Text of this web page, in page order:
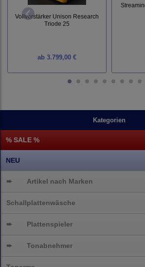
Kategorien
% SALE %
NEU
➨ Artikel nach Marken
Schallplattenwäsche
➨ Plattenspieler
➨ Tonabnehmer
Vollverstärker Unison Research
Triode 25
ab 3.799,00 €